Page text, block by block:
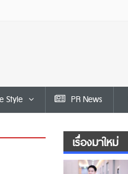
Style PR News
เรื่องมาใหม่